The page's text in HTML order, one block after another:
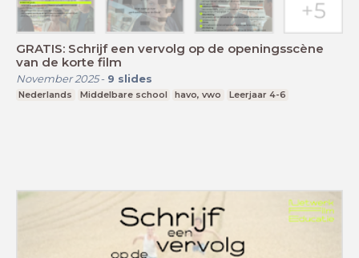
GRATIS: Schrijf een vervolg op de openingsscène
van de korte film
November 2025- 9 slides
Nederlands Middelbare school havo, vwo Leerjaar 4-6